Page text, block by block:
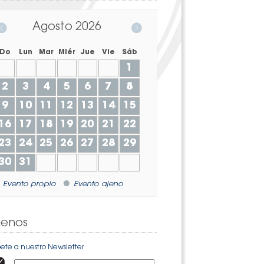
Agosto 2026
Lun Mar Miér Jue Vie Sáb
1
2
3 4 5 6 7
8
9
10 11 12 13 14
15
17 18 19 20 21
22
24 25 26 27 28
29
31
Evento propio Evento ajeno
a nuestro Newsletter